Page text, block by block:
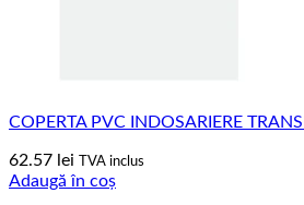
COPERTA PVC INDOSARIERE
62.57 lei TVA inclus
Adaugă în coș